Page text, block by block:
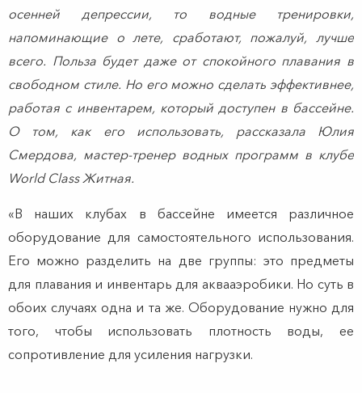
осенней депрессии, то водные тренировки,
напоминающие о лете, сработают, пожалуй, лучше
всего. Польза будет даже от спокойного плавания в
свободном стиле. Но его можно сделать эффективнее,
работая с инвентарем, который доступен в бассейне.
О том, как его использовать, рассказала Юлия
Смердова, мастер-тренер водных программ в клубе
World Class Житная.
«В наших клубах в бассейне имеется различное
оборудование для самостоятельного использования.
Его можно разделить на две группы: это предметы
для плавания и инвентарь для аквааэробики. Но суть в
обоих случаях одна и та же. Оборудование нужно для
того, чтобы использовать плотность воды, ее
сопротивление для усиления нагрузки.